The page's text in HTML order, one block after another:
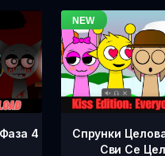
4
Спрунки
Сви Се